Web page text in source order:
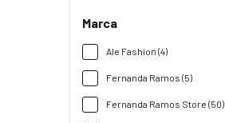
Marca
Ale Fashion (4)
Fernanda Ramos (5)
Fernanda Ramos Store (50)